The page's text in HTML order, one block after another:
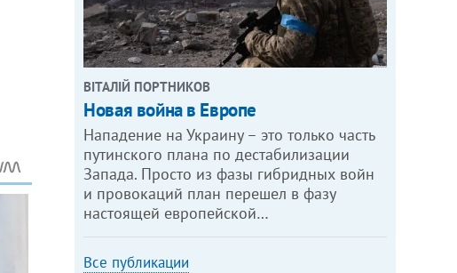
ВІТАЛІЙ ПОРТНИКОВ
Новая война в Европе
Нападение на Украину – это только часть
путинского плана по дестабилизации
Запада. Просто из фазы гибридных войн
и провокаций план перешел в фазу
настоящей европейской…
Все публикации